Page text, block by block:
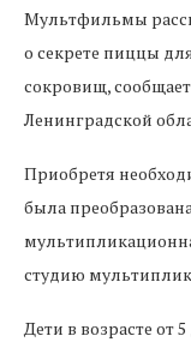
Мультфильмы
о секрете пиццы
сокровищ,
Ленинградской
Приобретя
была
студию
Дети в возрасте от